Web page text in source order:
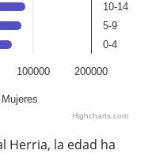
Mujeres
0-4
5-9
10-14
100000 200000
Highcharts.com
Herria, la edad ha